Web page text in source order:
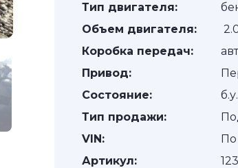
Тип двигателя:
Объем двигателя:
Коробка передач:
Привод:
Состояние:
б.у.
Тип продажи:
VIN:
По
Артикул: